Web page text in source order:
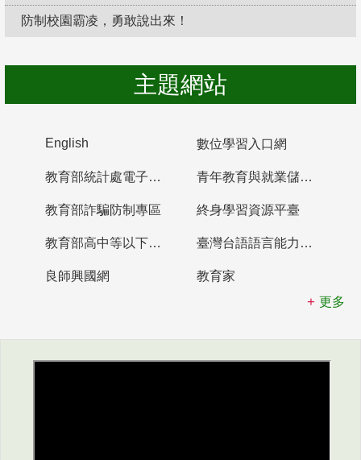
防制校園霸凌，勇敢說出來！
主題網站
English 數位學習入口網
教育部統計處電子書櫃 青年教育與就業儲蓄帳戶
教育部詐騙防制專區 終身學習資源平臺
教育部高中等以下學校及幼兒園教師資格檢定考試 臺灣台語語言能力認證網站
良師興國網
教育家
更多